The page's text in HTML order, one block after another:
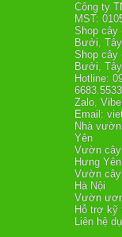
Công ty
MST:
Shop cây
Bưởi,
Shop cây
Bưởi,
Hotline:
6683.5533
Zalo,
Email:
Nhà
Yên
Vườn cây
Hưng Yên
Vườn cây
Hà Nội
Vườn
Hỗ trợ kỹ
Liên hệ